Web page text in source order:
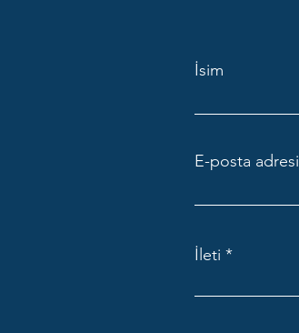
İsim
E-posta adresi
İleti